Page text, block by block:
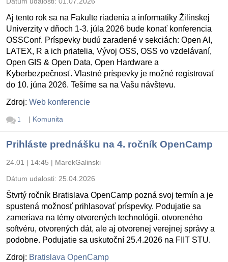
Aj tento rok sa na Fakulte riadenia a informatiky Žilinskej
Univerzity v dňoch 1-3. júla 2026 bude konať konferencia
OSSConf. Príspevky budú zaradené v sekciách: Open AI,
LATEX, R a ich priatelia, Vývoj OSS, OSS vo vzdelávaní,
Open GIS & Open Data, Open Hardware a
Kyberbezpečnosť. Vlastné príspevky je možné registrovať
do 10. júna 2026. Tešíme sa na Vašu návštevu.
Zdroj: Web konferencie
1 | Komunita
Prihláste prednášku na 4. ročník OpenCamp
24.01 | 14:45 | MarekGalinski
Dátum udalosti: 25.04.2026
Štvrtý ročník Bratislava OpenCamp pozná svoj termín a je
spustená možnosť prihlasovať príspevky. Podujatie sa
zameriava na témy otvorených technológii, otvoreného
softvéru, otvorených dát, ale aj otvorenej verejnej správy a
podobne. Podujatie sa uskutoční 25.4.2026 na FIIT STU.
Zdroj: Bratislava OpenCamp